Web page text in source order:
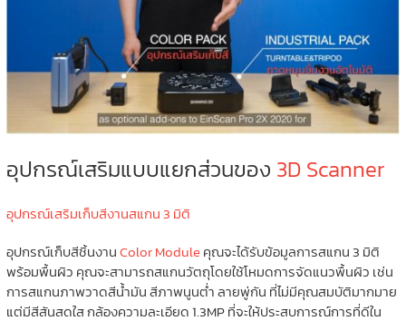
อุปกรณ์เสริมแบบแยกส่วนของ 3D Scanner
อุปกรณ์เสริมเก็บสีงานสแกน 3 มิติ
อุปกรณ์เก็บสีชิ้นงานColor Moduleคุณจะได้รับข้อมูลการสแกน 3 มิติ
พร้อมพื้นผิว คุณจะสามารถสแกนวัตถุโดยใช้โหมดการจัดแนวพื้นผิว เช่น
การสแกนภาพวาดสีน้ำมัน สีภาพนูนต่ำ ลายพู่กัน ที่ไม่มีคุณสมบัติมากมาย
แต่มีสีสันสดใส กล้องความละเอียด 1.3MP ที่จะให้ประสบการณ์การที่ดีใน